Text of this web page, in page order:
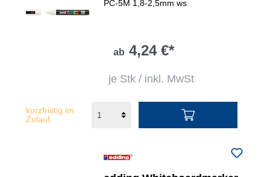
PC-5M 1,8-2,5mm ws
ab 4,24 €*
je Stk / inkl. MwSt
kurzfristig im
Zulauf